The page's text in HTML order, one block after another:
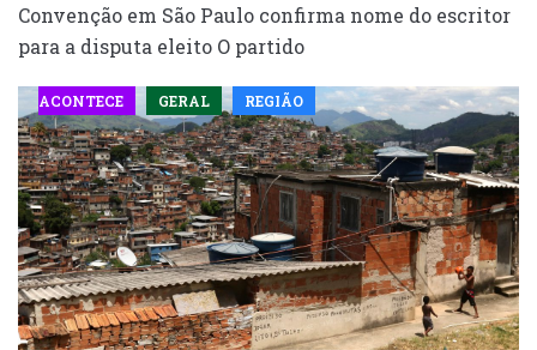
Convenção em São Paulo confirma nome do escritor
para a disputa eleito O partido
ACONTECE GERAL REGIÃO